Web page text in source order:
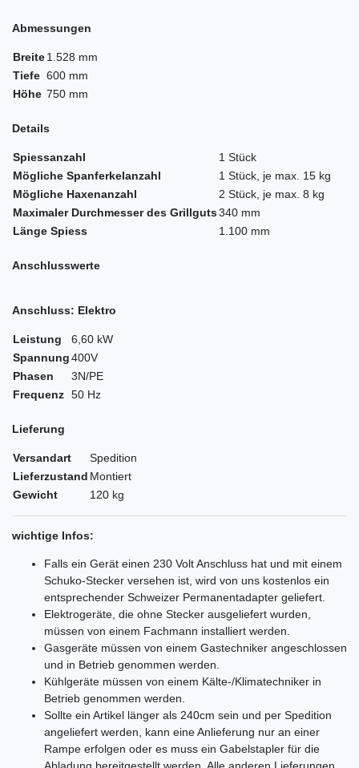
Abmessungen
Breite1.528 mm
Tiefe 600 mm
Höhe 750 mm
Details
Spiessanzahl
1 Stück
Mögliche Spanferkelanzahl
1 Stück, je max. 15 kg
Mögliche Haxenanzahl
2 Stück, je max. 8 kg
Maximaler Durchmesser des Grillguts340 mm
Länge Spiess
1.100 mm
Anschlusswerte
Anschluss: Elektro
Leistung
6,60 kW
Spannung400V
Phasen
3N/PE
Frequenz 50 Hz
Lieferung
Versandart
Spedition
Lieferzustand Montiert
Gewicht
120 kg
wichtige Infos:
Falls ein Gerät einen 230 Volt Anschluss hat und mit einem
Schuko-Stecker versehen ist, wird von uns kostenlos ein
entsprechender Schweizer Permanentadapter geliefert.
Elektrogeräte, die ohne Stecker ausgeliefert wurden,
müssen von einem Fachmann installiert werden.
Gasgeräte müssen von einem Gastechniker angeschlossen
und in Betrieb genommen werden.
Kühlgeräte müssen von einem Kälte-/Klimatechniker in
Betrieb genommen werden.
Sollte ein Artikel länger als 240cm sein und per Spedition
angeliefert werden, kann eine Anlieferung nur an einer
Rampe erfolgen oder es muss ein Gabelstapler für die
Abladung bereitgestellt werden. Alle anderen Lieferungen